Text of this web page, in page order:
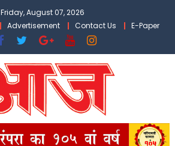
Friday, August 07, 2026
Advertisement Contact Us E-Paper